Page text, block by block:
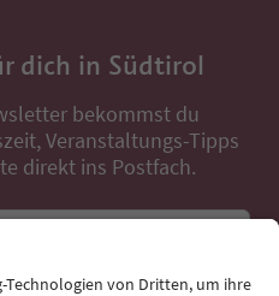
dich in Südtirol
bekommst du
Veranstaltungs-Tipps
direkt ins Postfach.